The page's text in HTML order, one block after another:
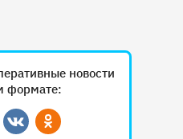
новости
формате:
ВконтактеОдноклассники